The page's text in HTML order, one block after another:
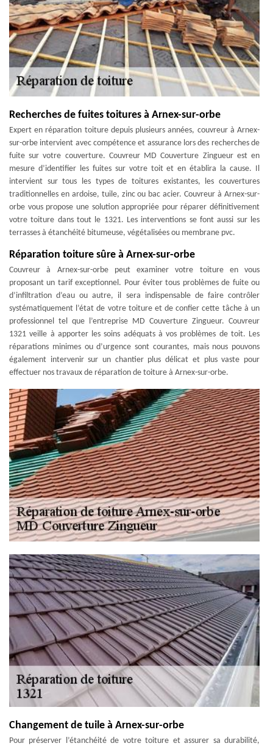
Recherches de fuites toitures à Arnex-sur-orbe
Expert en réparation toiture depuis plusieurs années, couvreur à Arnex-
sur-orbe intervient avec compétence et assurance lors des recherches de
fuite sur votre couverture. Couvreur MD Couverture Zingueur est en
mesure d’identifier les fuites sur votre toit et en établira la cause. Il
intervient sur tous les types de toitures existantes, les couvertures
traditionnelles en ardoise, tuile, zinc ou bac acier. Couvreur à Arnex-sur-
orbe vous propose une solution appropriée pour réparer définitivement
votre toiture dans tout le 1321. Les interventions se font aussi sur les
terrasses à étanchéité bitumeuse, végétalisées ou membrane pvc.
Réparation toiture sûre à Arnex-sur-orbe
Couvreur à Arnex-sur-orbe peut examiner votre toiture en vous
proposant un tarif exceptionnel. Pour éviter tous problèmes de fuite ou
d’infiltration d’eau ou autre, il sera indispensable de faire contrôler
systématiquement l’état de votre toiture et de confier cette tâche à un
professionnel tel que l’entreprise MD Couverture Zingueur. Couvreur
1321 veille à apporter les soins adéquats à vos problèmes de toit. Les
réparations minimes ou d’urgence sont courantes, mais nous pouvons
également intervenir sur un chantier plus délicat et plus vaste pour
effectuer nos travaux de réparation de toiture à Arnex-sur-orbe.
Changement de tuile à Arnex-sur-orbe
Pour préserver l’étanchéité de votre toiture et assurer sa durabilité,